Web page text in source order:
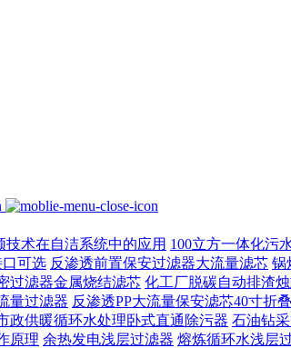
术在自洁系统中的应用 100立方一体化污
可选‌ 反渗透前置保安过滤器大流量滤芯 锅
过滤器金属烧结滤芯 化工厂脱碳自动排渣
量过滤器 反渗透PP大流量保安滤芯40寸折
政供暖循环水处理卧式直通除污器 石油钻
原理 余热发电浅层过滤器 熔炼循环水浅层